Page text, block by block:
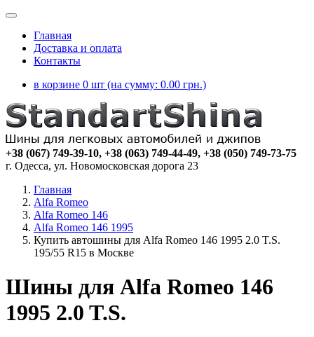
Главная
Доставка и оплата
Контакты
в корзине 0 шт (на сумму: 0.00 грн.)
+38 (067) 749-39-10, +38 (063) 749-44-49, +38 (050) 749-73-75
г. Одесса, ул. Новомосковская дорога 23
Главная
Alfa Romeo
Alfa Romeo 146
Alfa Romeo 146 1995
Купить автошины для Alfa Romeo 146 1995 2.0 T.S.
195/55 R15 в Москве
Шины для Alfa Romeo 146
1995 2.0 T.S.